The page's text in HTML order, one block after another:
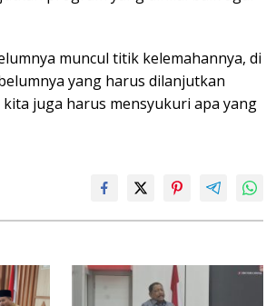
muncul titik kelemahannya, di
yang harus dilanjutkan
juga harus mensyukuri apa yang